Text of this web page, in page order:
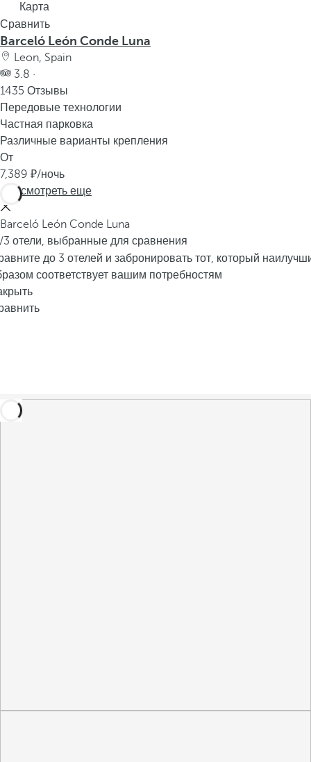
Карта
Сравнить
Barceló León Conde Luna
Leon, Spain
3.8 ·
1435 Отзывы
Передовые технологии
Частная парковка
Различные варианты крепления
От
7,389
/ночь
Просмотреть еще
Barceló León Conde Luna
/3 отели, выбранные для сравнения
до 3 отелей и забронировать тот, который
соответствует вашим потребностям